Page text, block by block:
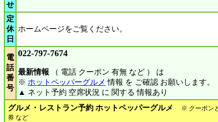
せ
定
休
日
ホームページをご覧ください。
電
話
番
号
022-797-7674
最新情報 （ 電話 クーポン 有無 など ） は
※ ホットペッパーグルメ 情報 を ご確認 お願いします。
▲ ネット予約 空席状況 に 関する 情報あり
グルメ・レストラン予約 ホットペッパーグルメ
※ クーポン
券 など